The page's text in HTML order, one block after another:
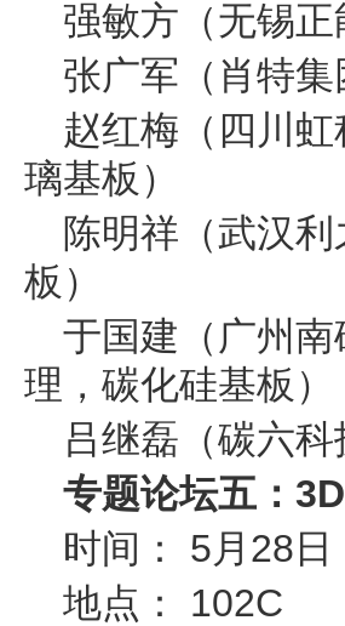
强敏方（无锡
张广军（肖特
赵红梅（四川
璃基板）
陈明祥（武汉
板）
于国建（广州
理，碳化硅基板）
吕继磊（碳六
专题论坛五：
时间： 5月28
地点： 102C